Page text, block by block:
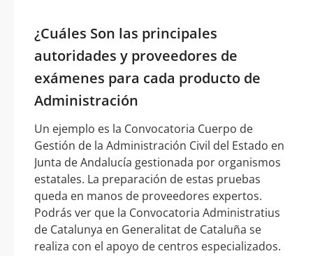
¿Cuáles Son las principales
autoridades y proveedores de
exámenes para cada producto de
Administración
Un ejemplo es la Convocatoria Cuerpo de
Gestión de la Administración Civil del Estado en
Junta de Andalucía gestionada por organismos
estatales. La preparación de estas pruebas
queda en manos de proveedores expertos.
Podrás ver que la Convocatoria Administratius
de Catalunya en Generalitat de Cataluña se
realiza con el apoyo de centros especializados.